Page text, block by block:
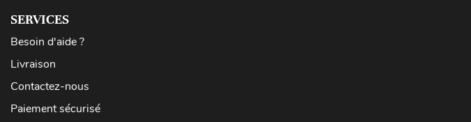
SERVICES
Besoin d'aide ?
Livraison
Contactez-nous
Paiement sécurisé